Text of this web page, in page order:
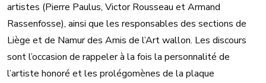
artistes (Pierre Paulus, Victor Rousseau et Armand
Rassenfosse), ainsi que les responsables des sections de
Liège et de Namur des Amis de l’Art wallon. Les discours
sont l’occasion de rappeler à la fois la personnalité de
l’artiste honoré et les prolégomènes de la plaque